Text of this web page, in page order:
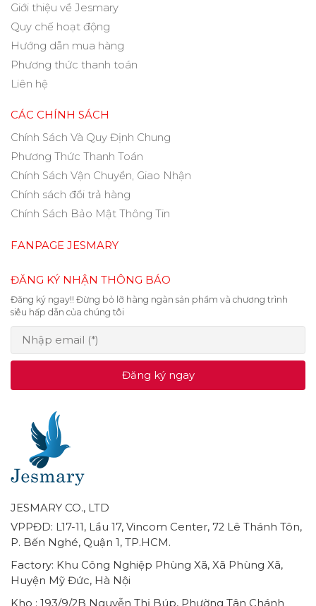
Giới thiệu về Jesmary
Quy chế hoạt động
Hướng dẫn mua hàng
Phương thức thanh toán
Liên hệ
CÁC CHÍNH SÁCH
Chính Sách Và Quy Định Chung
Phương Thức Thanh Toán
Chính Sách Vận Chuyển, Giao Nhận
Chính sách đổi trả hàng
Chính Sách Bảo Mật Thông Tin
FANPAGE JESMARY
ĐĂNG KÝ NHẬN THÔNG BÁO
Đăng ký ngay!! Đừng bỏ lỡ hàng ngàn sản phẩm và chương trình
siêu hấp dẫn của chúng tôi
Đăng ký ngay
JESMARY CO., LTD
VPPĐD: L17-11, Lầu 17, Vincom Center, 72 Lê Thánh Tôn,
P. Bến Nghé, Quận 1, TP.HCM.
Factory: Khu Công Nghiệp Phùng Xã, Xã Phùng Xã,
Huyện Mỹ Đức, Hà Nội
Kho : 193/9/2B Nguyễn Thị Búp, Phường Tân Chánh